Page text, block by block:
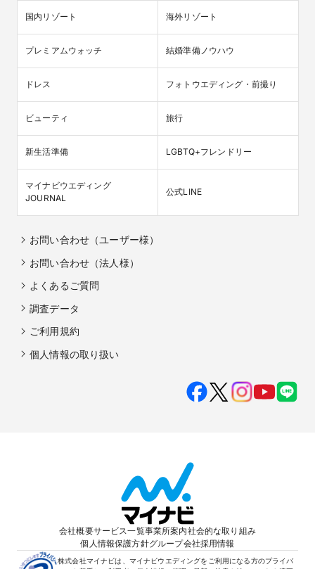
国内リゾート 海外リゾート
プレミアムウォッチ 結婚準備ノウハウ
ドレス フォトウエディング・前撮り
ビューティ 旅行
新生活準備 LGBTQ+フレンドリー
マイナビウエディング
JOURNAL
公式LINE
お問い合わせ（ユーザー様）
お問い合わせ（法人様）
よくあるご質問
調査データ
ご利用規約
個人情報の取り扱い
会社概要サービス一覧事業所案内社会的な取り組み
個人情報保護方針グループ会社採用情報
株式会社マイナビは、マイナビウエディングをご利用になる方のプライバ